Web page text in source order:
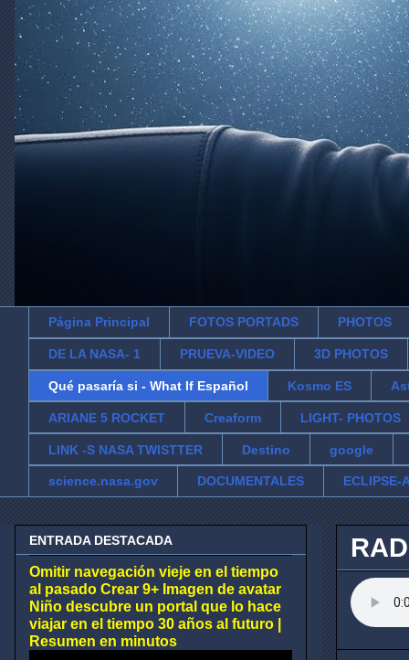
Página Principal FOTOS PORTADS PHOTOS
DE LA NASA- 1 PRUEVA-VIDEO 3D PHOTOS
Qué pasaría si - What If Español Kosmo ES
ARIANE 5 ROCKET Creaform LIGHT- PHOTOS
LINK -S NASA TWISTTER Destino google
science.nasa.gov DOCUMENTALES ECLIPSE-
ENTRADA DESTACADA
Omitir navegación vieje en el tiempo
al pasado Crear 9+ Imagen de avatar
Niño descubre un portal que lo hace
viajar en el tiempo 30 años al futuro |
Resumen en minutos